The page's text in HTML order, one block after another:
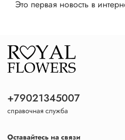
Это первая новость в
+79021345007
справочная служба
Оставайтесь на связи